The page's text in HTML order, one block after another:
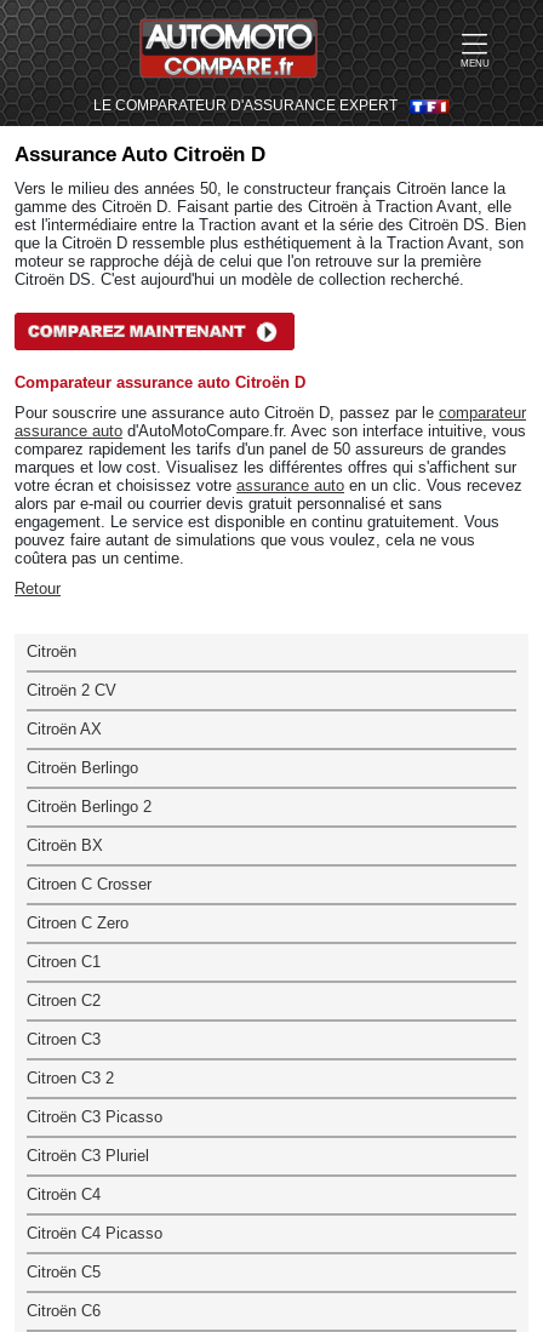
MENU
LE COMPARATEUR D'ASSURANCE EXPERT
Assurance Auto Citroën D
Vers le milieu des années 50, le constructeur français Citroën lance la
gamme des Citroën D. Faisant partie des Citroën à Traction Avant, elle
est l'intermédiaire entre la Traction avant et la série des Citroën DS. Bien
que la Citroën D ressemble plus esthétiquement à la Traction Avant, son
moteur se rapproche déjà de celui que l'on retrouve sur la première
Citroën DS. C'est aujourd'hui un modèle de collection recherché.
Comparateur assurance auto Citroën D
Pour souscrire une assurance auto Citroën D, passez par le comparateur
assurance auto d'AutoMotoCompare.fr. Avec son interface intuitive, vous
comparez rapidement les tarifs d'un panel de 50 assureurs de grandes
marques et low cost. Visualisez les différentes offres qui s'affichent sur
votre écran et choisissez votre assurance auto en un clic. Vous recevez
alors par e-mail ou courrier devis gratuit personnalisé et sans
engagement. Le service est disponible en continu gratuitement. Vous
pouvez faire autant de simulations que vous voulez, cela ne vous
coûtera pas un centime.
Retour
Citroën
Citroën 2 CV
Citroën AX
Citroën Berlingo
Citroën Berlingo 2
Citroën BX
Citroen C Crosser
Citroen C Zero
Citroen C1
Citroen C2
Citroen C3
Citroen C3 2
Citroën C3 Picasso
Citroën C3 Pluriel
Citroën C4
Citroën C4 Picasso
Citroën C5
Citroën C6